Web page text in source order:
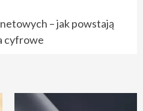
– jak powstają
cyfrowe